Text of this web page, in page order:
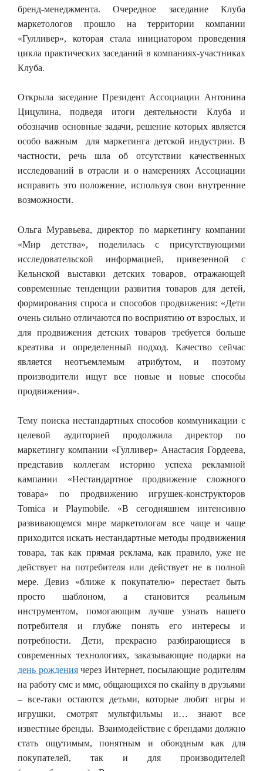
бренд-менеджмента. Очередное заседание Клуба
маркетологов прошло на территории компании
«Гулливер», которая стала инициатором проведения
цикла практических заседаний в компаниях-участниках
Клуба.
Открыла заседание Президент Ассоциации Антонина
Цицулина, подведя итоги деятельности Клуба и
обозначив основные задачи, решение которых является
особо важным для маркетинга детской индустрии. В
частности, речь шла об отсутствии качественных
исследований в отрасли и о намерениях Ассоциации
исправить это положение, используя свои внутренние
возможности.
Ольга Муравьева, директор по маркетингу компании
«Мир детства», поделилась с присутствующими
исследовательской информацией, привезенной с
Кельнской выставки детских товаров, отражающей
современные тенденции развития товаров для детей,
формирования спроса и способов продвижения: «Дети
очень сильно отличаются по восприятию от взрослых, и
для продвижения детских товаров требуется больше
креатива и определенный подход. Качество сейчас
является неотъемлемым атрибутом, и поэтому
производители ищут все новые и новые способы
продвижения».
Тему поиска нестандартных способов коммуникации с
целевой аудиторией продолжила директор по
маркетингу компании «Гулливер» Анастасия Гордеева,
представив коллегам историю успеха рекламной
кампании «Нестандартное продвижение сложного
товара» по продвижению игрушек-конструкторов
Tomica и Playmobile. «В сегодняшнем интенсивно
развивающемся мире маркетологам все чаще и чаще
приходится искать нестандартные методы продвижения
товара, так как прямая реклама, как правило, уже не
действует на потребителя или действует не в полной
мере. Девиз «ближе к покупателю» перестает быть
просто шаблоном, а становится реальным
инструментом, помогающим лучше узнать нашего
потребителя и глубже понять его интересы и
потребности. Дети, прекрасно разбирающиеся в
современных технологиях, заказывающие подарки на
день рождениячерез Интернет, посылающие родителям
на работу смс и ммс, общающихся по скайпу в друзьями
– все-таки остаются детьми, которые любят игры и
игрушки, смотрят мультфильмы и… знают все
известные бренды. Взаимодействие с брендами должно
стать ощутимым, понятным и обоюдным как для
покупателей, так и для производителей